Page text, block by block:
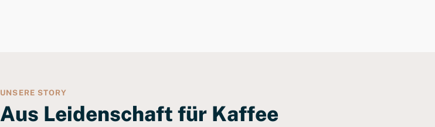
UNSERE STORY
Aus Leidenschaft für Kaffee